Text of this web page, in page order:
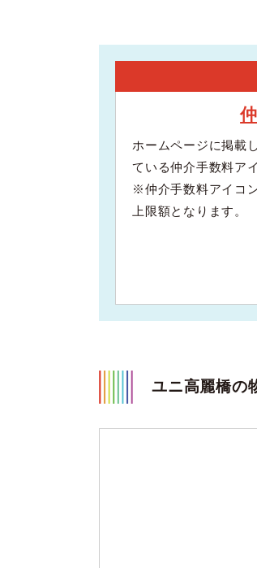
ホームページに掲載
ている仲介手数料ア
※仲介手数料アイコ
上限額となります。
ユニ高麗橋の